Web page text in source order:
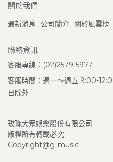
關於我們
最新消息 公司簡介 關於風雲榜
聯絡資訊
客服專線：(02)2579-5977
客服時間：週一～週五 9:00-
日除外
玫瑰大眾娛樂股份有限公司
版權所有轉載必究.
Copyright@g-music